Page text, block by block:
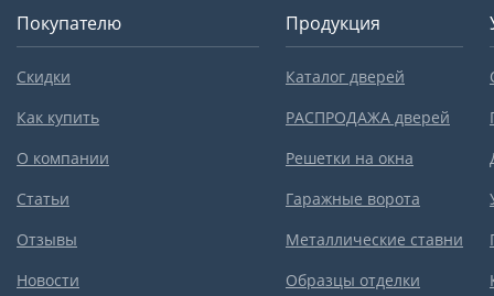
Покупателю
Скидки
Как купить
О компании
Статьи
Отзывы
Новости
Продукция
Каталог дверей
РАСПРОДАЖА дверей
Решетки на окна
Гаражные ворота
Металлические ставни
Образцы отделки